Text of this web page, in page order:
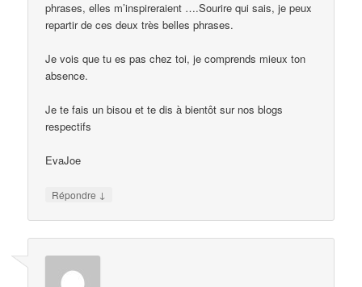
phrases, elles m’inspireraient ….Sourire qui sais, je peux
repartir de ces deux très belles phrases.
Je vois que tu es pas chez toi, je comprends mieux ton
absence.
Je te fais un bisou et te dis à bientôt sur nos blogs
respectifs
EvaJoe
Répondre ↓